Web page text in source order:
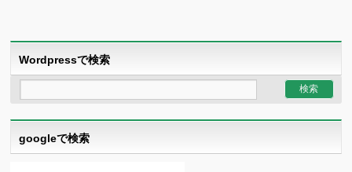
Wordpressで検索
googleで検索